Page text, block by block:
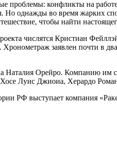
проблемы: конфликты на
однажды во время жарких
чтобы найти
числятся Кристиан
заявлен почти в два
Наталия Орейро. Компанию им
Луис Джиоиа, Херардо
РФ выступает компания